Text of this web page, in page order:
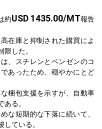
約USD 1435.00/MT報告
在庫と抑制された購買によ
した。
、スチレンとベンゼンのコ
あったため、穏やかにとど
梱包支援を示すが、自動車
る。
な短期的な下落に続いて、
ている。